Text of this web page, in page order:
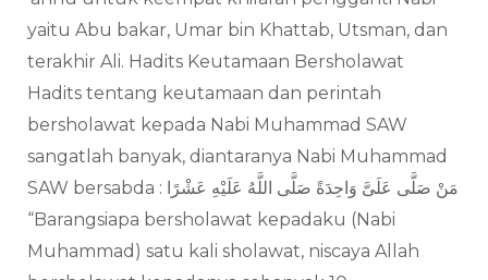
yaitu Abu bakar, Umar bin Khattab, Utsman, dan
terakhir Ali. Hadits Keutamaan Bersholawat
Hadits tentang keutamaan dan perintah
bersholawat kepada Nabi Muhammad SAW
sangatlah banyak, diantaranya Nabi Muhammad
SAW bersabda : مَنْ صَلَّى عَلَىَّ وَاحِدَةً صَلَّى اللَّهُ عَلَيْهِ عَشْرًا
“Barangsiapa bersholawat kepadaku (Nabi
Muhammad) satu kali sholawat, niscaya Allah